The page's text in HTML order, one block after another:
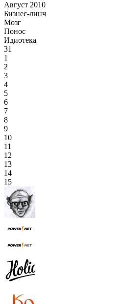
Август 2010
Бизнес-линч
Мозг
Понос
Идиотека
31
1
2
3
4
5
6
7
8
9
10
11
12
13
14
15